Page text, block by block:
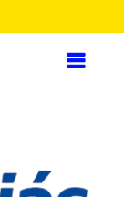
empregos para